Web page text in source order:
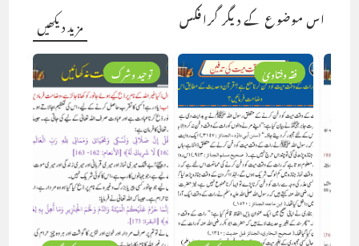
اس موضوع کے دیگر گرافکس مزید دیکھیں
فقہ وفتاویٰ توحید وشرک